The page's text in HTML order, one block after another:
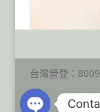
台灣營登：